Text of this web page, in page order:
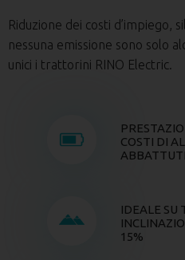
Riduzione dei costi d’impiego,
nessuna emissione sono solo
unici i trattorini RINO Electric.
COSTI DI
ABBATTUTI
IDEALE SU
15%